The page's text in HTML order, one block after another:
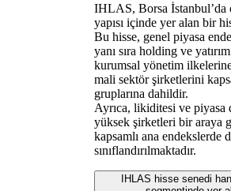
IHLAS, Borsa İstanbul’da
yapısı içinde yer alan bir
Bu hisse, genel piyasa
yanı sıra holding ve
kurumsal yönetim
mali sektör şirketlerini
gruplarına dahildir.
Ayrıca, likiditesi ve piyasa
yüksek şirketleri bir araya
kapsamlı ana endekslerde
sınıflandırılmaktadır.
IHLAS hisse senedi